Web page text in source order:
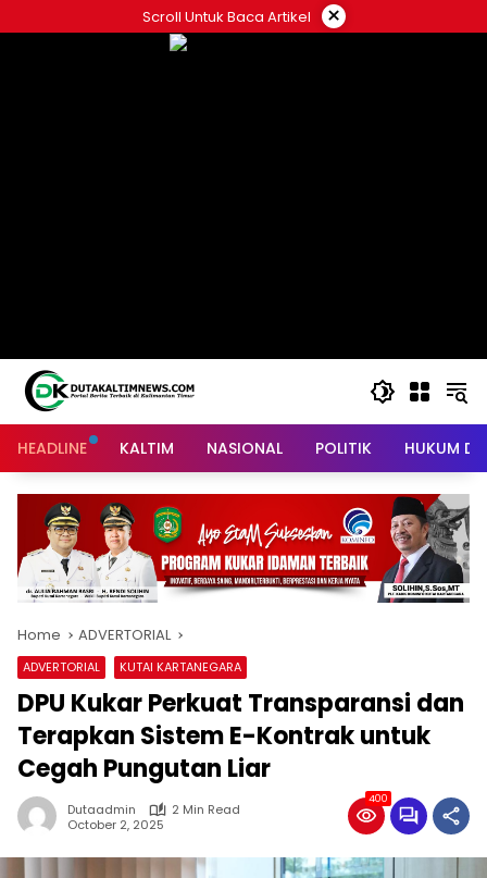
to
Scroll Untuk Baca Artikel ×
HEADLINE KALTIM NASIONAL POLITIK HUKUM
Home ADVERTORIAL
ADVERTORIAL KUTAI KARTANEGARA
DPU Kukar Perkuat Transparansi dan
Terapkan Sistem E-Kontrak untuk
Cegah Pungutan Liar
Dutaadmin
2 Min Read
October 2, 2025
400